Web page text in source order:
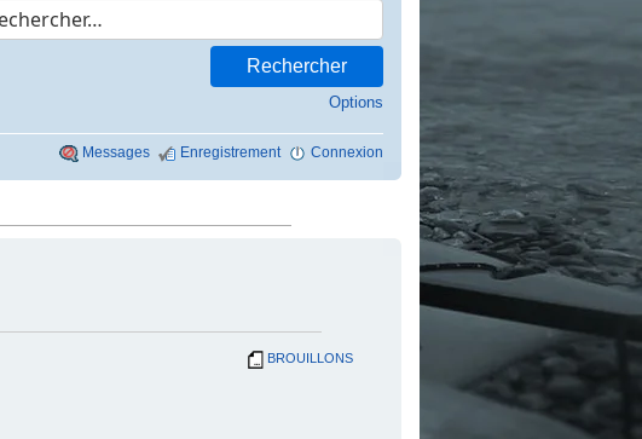
Options
Messages Enregistrement Connexion
BROUILLONS